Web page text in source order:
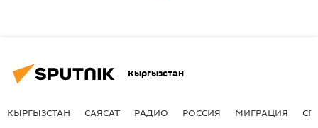
Кыргызстан
КЫРГЫЗСТАН САЯСАТ РАДИО РОССИЯ МИГРАЦИЯ